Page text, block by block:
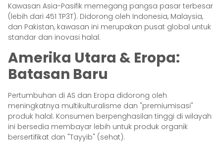
Kawasan Asia-Pasifik memegang pangsa pasar terbesar
(lebih dari 451 TP3T). Didorong oleh Indonesia, Malaysia,
dan Pakistan, kawasan ini merupakan pusat global untuk
standar dan inovasi halal.
Amerika Utara & Eropa:
Batasan Baru
Pertumbuhan di AS dan Eropa didorong oleh
meningkatnya multikulturalisme dan "premiumisasi"
produk halal. Konsumen berpenghasilan tinggi di wilayah
ini bersedia membayar lebih untuk produk organik
bersertifikat dan "Tayyib" (sehat).